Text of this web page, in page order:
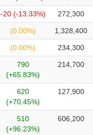
-20 (-13.33%) 272,300
(0.00%) 1,328,400
(0.00%) 234,300
790
(+65.83%)
214,700
620
(+70.45%)
127,900
510
(+96.23%)
606,200